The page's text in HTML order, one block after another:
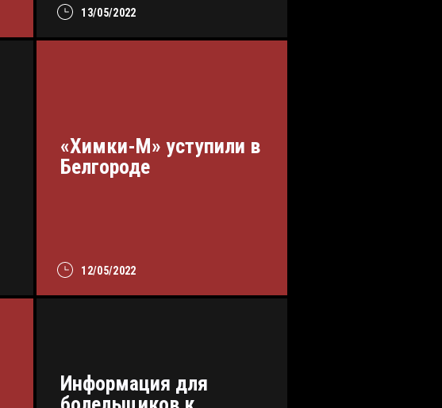
13/05/2022
12/05/2022
«Химки-М» уступили в
Белгороде
Информация для